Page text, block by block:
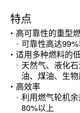
特点
高可靠性的重型
可靠性高达
适用多种燃料的
天然气、液化
油、煤油、生
高效率
利用燃气轮机
80%以上